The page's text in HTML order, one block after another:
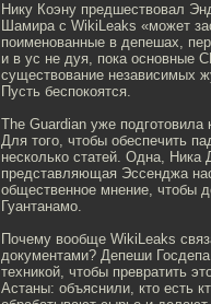
Нику Коэну предшествовал
Шамира с WikiLeaks «может
поименованные в депешах,
и в ус не дуя, пока основные
существование независимых
Пусть беспокоятся.
The Guardian уже
Для того, чтобы обеспечить
несколько статей. Одна,
представляющая Эссенджа
общественное мнение, чтобы
Гуантанамо.
Почему вообще WikiLeaks
документами? Депеши
техникой, чтобы превратить
Астаны: объяснили, кто есть